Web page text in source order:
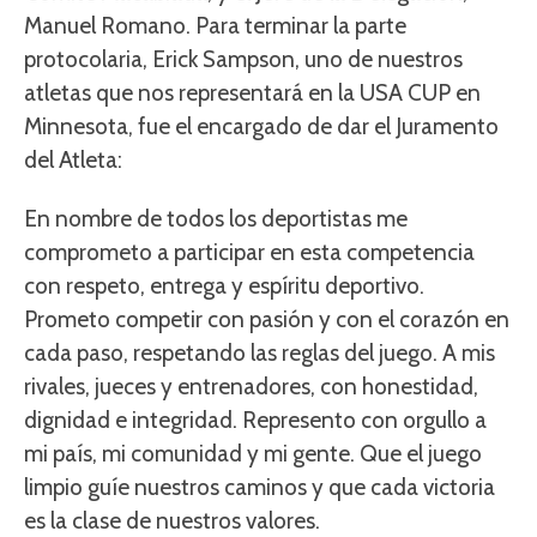
Manuel Romano. Para terminar la parte
protocolaria, Erick Sampson, uno de nuestros
atletas que nos representará en la USA CUP en
Minnesota, fue el encargado de dar el Juramento
del Atleta:
En nombre de todos los deportistas me
comprometo a participar en esta competencia
con respeto, entrega y espíritu deportivo.
Prometo competir con pasión y con el corazón en
cada paso, respetando las reglas del juego. A mis
rivales, jueces y entrenadores, con honestidad,
dignidad e integridad. Represento con orgullo a
mi país, mi comunidad y mi gente. Que el juego
limpio guíe nuestros caminos y que cada victoria
es la clase de nuestros valores.